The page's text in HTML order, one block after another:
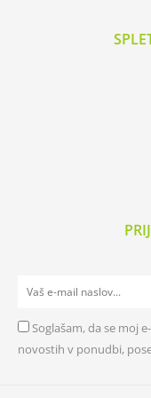
Soglašam, da se moj
novostih v ponudbi,